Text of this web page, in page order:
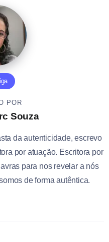
POR
Souza
da autenticidade, escrevo
por atuação. Escritora por
para nos revelar a nós
de forma autêntica.